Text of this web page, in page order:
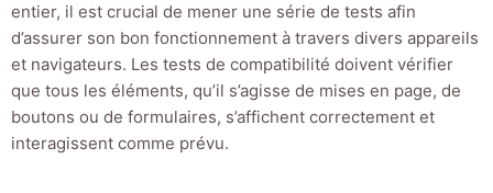
entier, il est crucial de mener une série de tests afin
d’assurer son bon fonctionnement à travers divers appareils
et navigateurs. Les tests de compatibilité doivent vérifier
que tous les éléments, qu’il s’agisse de mises en page, de
boutons ou de formulaires, s’affichent correctement et
interagissent comme prévu.